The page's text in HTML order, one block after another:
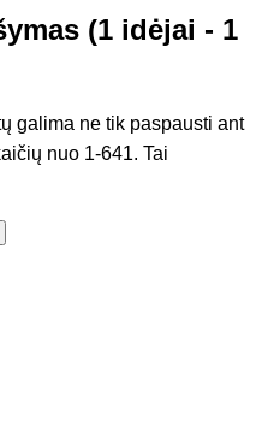
(1 idėjai - 1
galima ne tik paspausti ant
nuo 1-641. Tai